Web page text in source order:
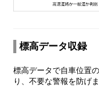
標高データ収録
標高データで自車位置
り、不要な警報を防げま